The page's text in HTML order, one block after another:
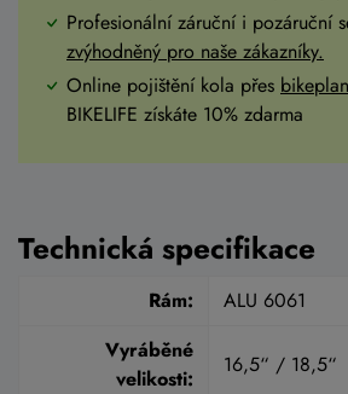
Profesionální záruční i pozáruční
zvýhodněný pro naše zákazníky.
Online pojištění kola přes
BIKELIFE získáte 10% zdarma
Technická specifikace
Rám:
ALU 6061
Vyráběné
velikosti:
16,5“ / 18,5“